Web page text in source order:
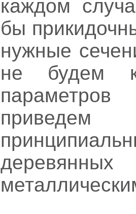
каждом
бы
нужные
не будем